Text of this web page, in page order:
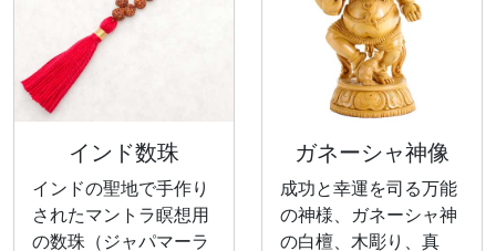
インド数珠
インドの聖地で手作り
されたマントラ瞑想用
の数珠（ジャパマーラ
ガネーシャ神像
成功と幸運を司る万能
の神様、ガネーシャ神
の白檀、木彫り、真